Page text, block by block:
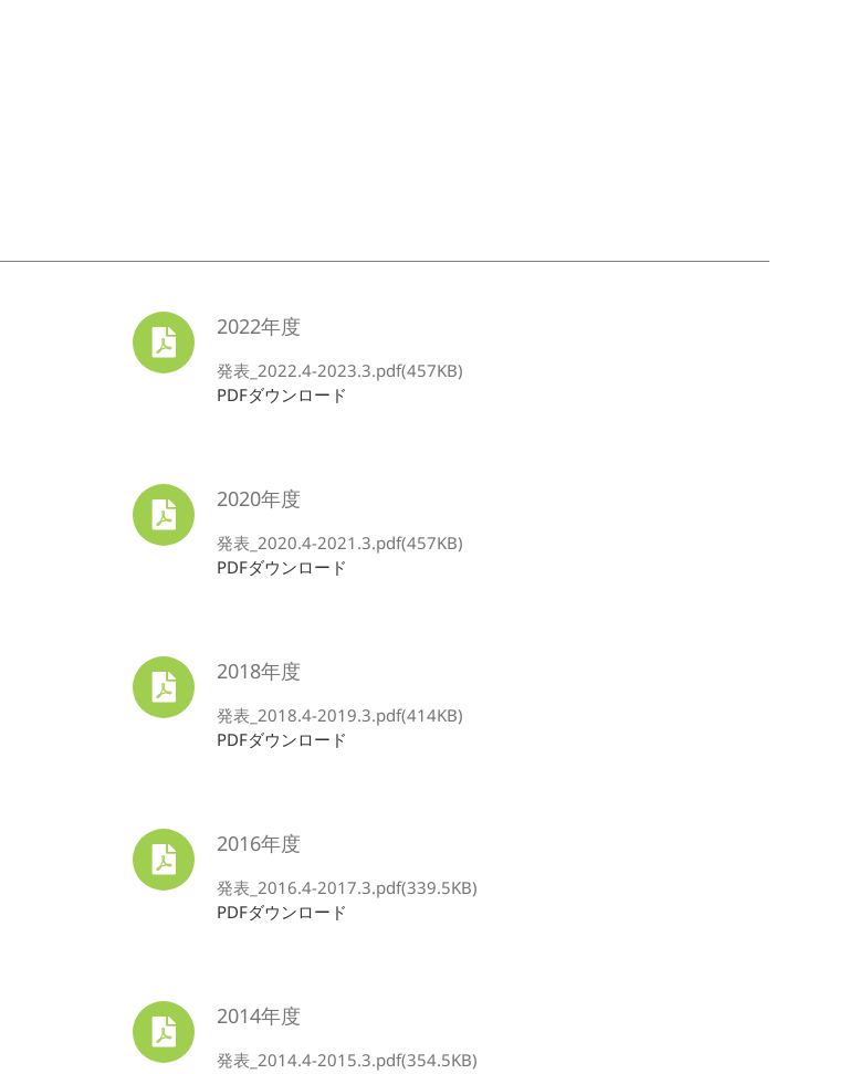
2022年度
発表_2022.4-2023.3.pdf(457KB)
PDFダウンロード
2020年度
発表_2020.4-2021.3.pdf(457KB)
PDFダウンロード
2018年度
発表_2018.4-2019.3.pdf(414KB)
PDFダウンロード
2016年度
発表_2016.4-2017.3.pdf(339.5KB)
PDFダウンロード
2014年度
発表_2014.4-2015.3.pdf(354.5KB)